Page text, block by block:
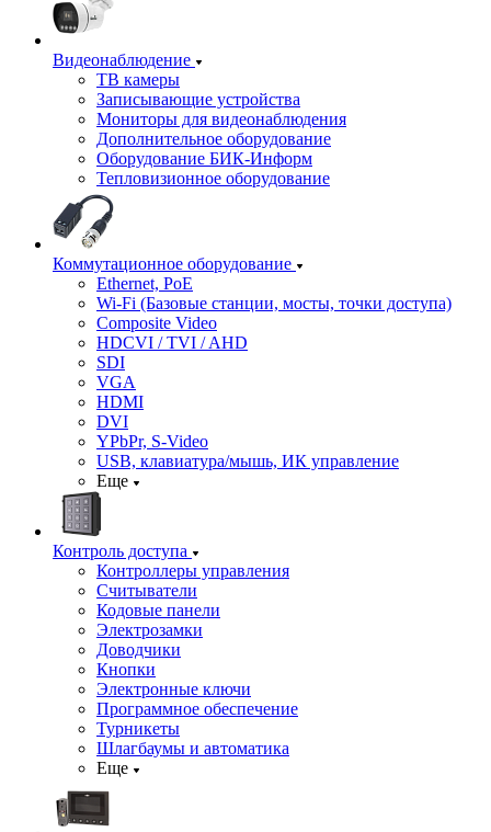
Видеонаблюдение
ТВ камеры
Записывающие устройства
Мониторы для видеонаблюдения
Дополнительное оборудование
Оборудование БИК-Информ
Тепловизионное оборудование
Коммутационное оборудование
Ethernet, PoE
Wi-Fi (Базовые станции, мосты, точки доступа)
Composite Video
HDCVI / TVI / AHD
SDI
VGA
HDMI
DVI
YPbPr, S-Video
USB, клавиатура/мышь, ИК управление
Еще
Контроль доступа
Контроллеры управления
Считыватели
Кодовые панели
Электрозамки
Доводчики
Кнопки
Электронные ключи
Программное обеспечение
Турникеты
Шлагбаумы и автоматика
Еще